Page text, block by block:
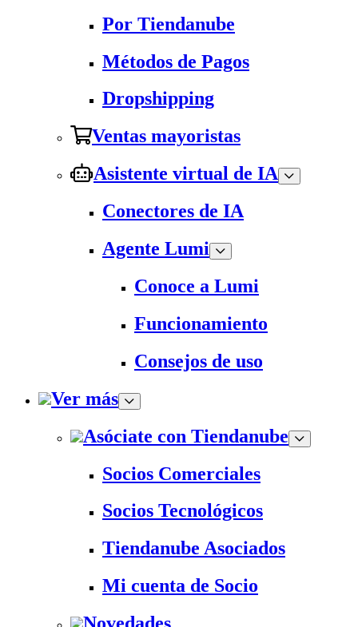
Por Tiendanube
Métodos de Pagos
Dropshipping
Ventas mayoristas
Asistente virtual de IA
Conectores de IA
Agente Lumi
Conoce a Lumi
Funcionamiento
Consejos de uso
Ver más
Asóciate con Tiendanube
Socios Comerciales
Socios Tecnológicos
Tiendanube Asociados
Mi cuenta de Socio